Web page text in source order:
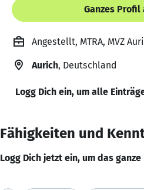
Ganzes Profil
Angestellt, MTRA, MVZ
Aurich, Deutschland
Logg Dich ein, um alle
Fähigkeiten und
Logg Dich jetzt ein, um das